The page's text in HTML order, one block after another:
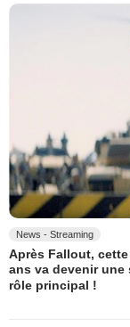
News - Streaming
Après Fallout,
ans va devenir une
rôle principal !